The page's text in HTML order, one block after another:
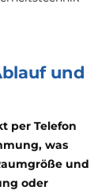
und
per Telefon
was
und
oder